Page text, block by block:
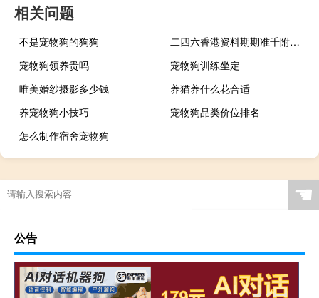
相关问题
不是宠物狗的狗狗
二四六香港资料期期准千附三险阻_最新答案解释落实_iPad09.15.24
宠物狗领养贵吗
宠物狗训练坐定
唯美婚纱摄影多少钱
养猫养什么花合适
养宠物狗小技巧
宠物狗品类价位排名
怎么制作宿舍宠物狗
☚
公告